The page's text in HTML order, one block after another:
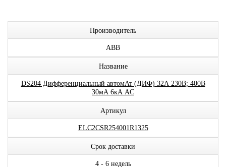
Производитель
ABB
Название
DS204 Дифференциальный автомАт (ДИФ) 32А 230В; 400В
30мА 6кА AC
Артикул
ELC2CSR254001R1325
Срок доставки
4 - 6 недель